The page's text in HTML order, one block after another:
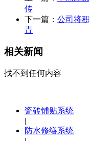
传
下一篇： 公司将
青
相关新闻
找不到任何内容
瓷砖铺贴系统
|
防水修缮系统